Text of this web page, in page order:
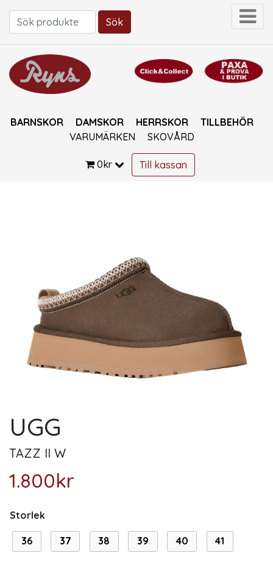
Sök efter:
Sök
BARNSKOR DAMSKOR HERRSKOR
TILLBEHÖR
VARUMÄRKEN
SKOVÅRD
0kr Till kassan
UGG
TAZZ II W
1.800kr
Storlek
36 37 38 39 40 41